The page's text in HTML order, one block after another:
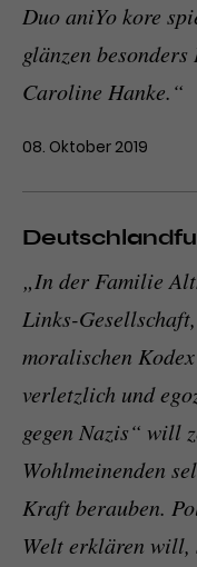
Duo aniYo kore
glänzen
Caroline Hanke.“
08. Oktober 2019
„In der Familie
Links-
moralischen
verletzlich und
gegen Nazis“ will
Wohlmeinenden
Kraft berauben.
Welt erklären will,